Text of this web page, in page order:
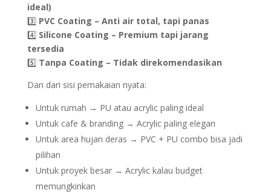
ideal)
3️⃣ PVC Coating – Anti air total, tapi panas
4️⃣ Silicone Coating – Premium tapi jarang
tersedia
5️⃣ Tanpa Coating – Tidak direkomendasikan
Dan dari sisi pemakaian nyata:
Untuk rumah → PU atau acrylic paling ideal
Untuk cafe & branding → Acrylic paling elegan
Untuk area hujan deras → PVC + PU combo bisa jadi
pilihan
Untuk proyek besar → Acrylic kalau budget
memungkinkan